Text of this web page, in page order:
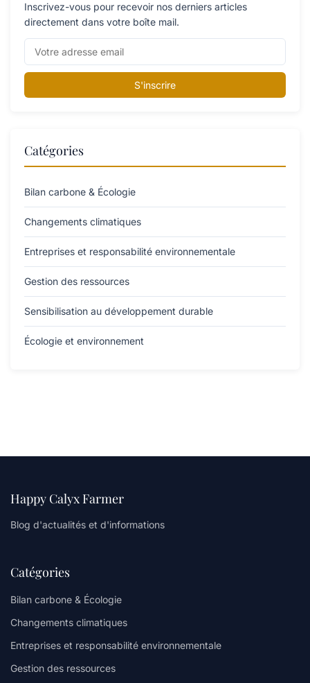
Inscrivez-vous pour recevoir nos derniers articles
directement dans votre boîte mail.
S'inscrire
Catégories
Bilan carbone & Écologie
Changements climatiques
Entreprises et responsabilité environnementale
Gestion des ressources
Sensibilisation au développement durable
Écologie et environnement
Happy Calyx Farmer
Blog d'actualités et d'informations
Catégories
Bilan carbone & Écologie
Changements climatiques
Entreprises et responsabilité environnementale
Gestion des ressources